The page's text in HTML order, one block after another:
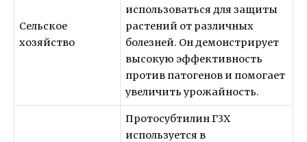
Сельское
хозяйство
использоваться для защиты
растений от различных
болезней. Он демонстрирует
высокую эффективность
против патогенов и помогает
увеличить урожайность.
Протосубтилин Г3Х
используется в